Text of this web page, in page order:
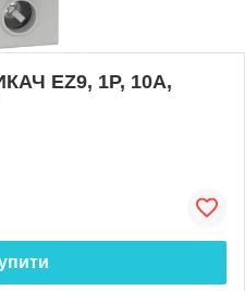
EZ9, 1Р, 10А,